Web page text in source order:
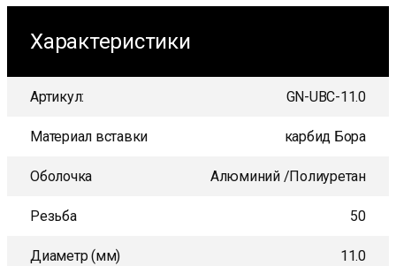
Характеристики
Артикул: GN-UBC-11.0
Материал вставки карбид Бора
Оболочка Алюминий /Полиуретан
Резьба 50
Диаметр (мм) 11.0